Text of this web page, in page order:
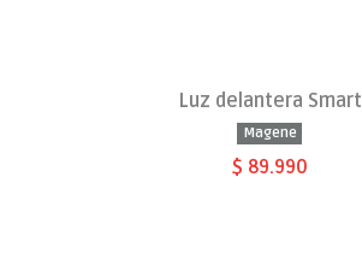
Luz delantera Smart
Magene
$ 89.990